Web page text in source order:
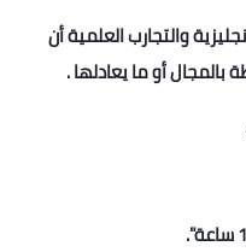
والتجارب العلمية أن
أو ما يعادلها .